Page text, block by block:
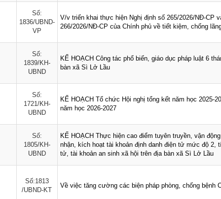
Số:
1836/UBND-
VP
V/v triển khai thực hiện Nghị định số 265/2026/NĐ-CP
266/2026/NĐ-CP của Chính phủ về tiết kiệm, chống
Số:
1839/KH-
UBND
KẾ HOẠCH Công tác phổ biến, giáo dục pháp luật 6
bàn xã Sì Lở Lầu
Số:
1721/KH-
UBND
KẾ HOẠCH Tổ chức Hội nghị tổng kết năm học 2025-
năm học 2026-2027
Số:
1805/KH-
UBND
KẾ HOẠCH Thực hiện cao điểm tuyên truyền, vận
nhận, kích hoạt tài khoản định danh điện tử mức độ 2,
tử, tài khoản an sinh xã hội trên địa bàn xã Sì Lở Lầu
Số:1813
/UBND-KT
Về việc tăng cường các biện pháp phòng, chống bệnh